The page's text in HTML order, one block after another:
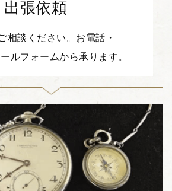
出張依頼
相談ください。お電話・
ルフォームから承ります。